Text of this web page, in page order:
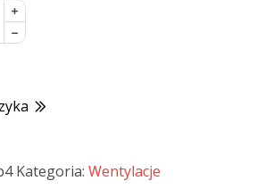
Kategoria: Wentylacje